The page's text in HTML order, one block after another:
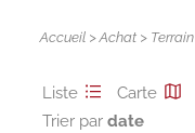
Accueil >Achat > Terrain
Liste Carte
Trier par